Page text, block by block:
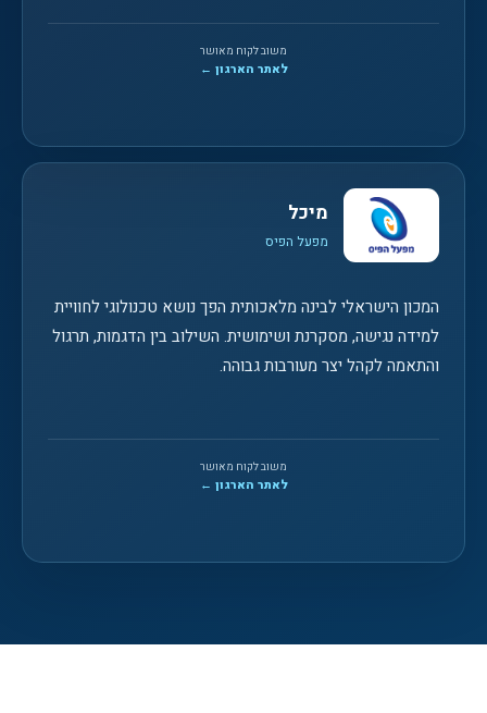
משוב לקוח מאושר
לאתר הארגון ←
מיכל
מפעל הפיס
המכון הישראלי לבינה מלאכותית הפך נושא טכנולוגי לחוויית
למידה נגישה, מסקרנת ושימושית. השילוב בין הדגמות, תרגול
והתאמה לקהל יצר מעורבות גבוהה.
משוב לקוח מאושר
לאתר הארגון ←